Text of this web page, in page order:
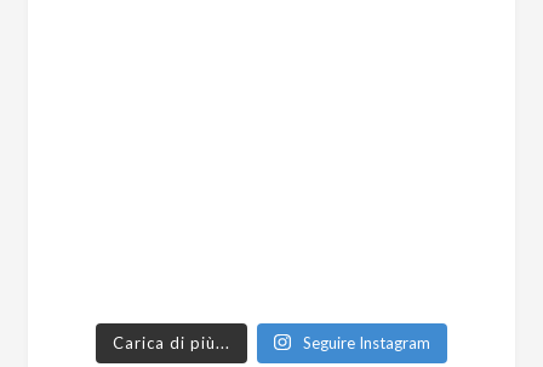
Carica di più... Seguire Instagram